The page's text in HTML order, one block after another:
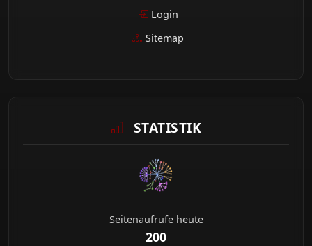
Login
Sitemap
STATISTIK
Seitenaufrufe heute
200